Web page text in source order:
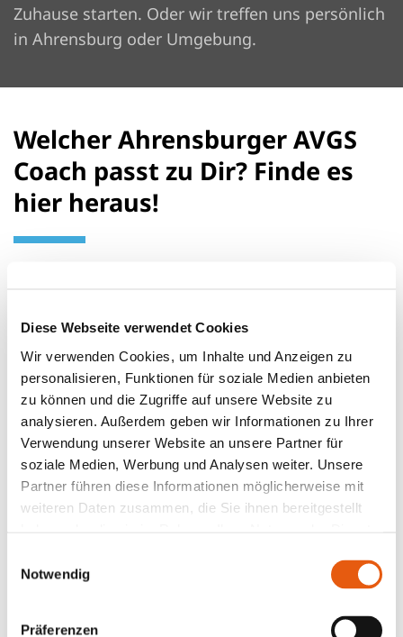
Diese Webseite verwendet Cookies
Wir verwenden Cookies, um Inhalte und Anzeigen zu
personalisieren, Funktionen für soziale Medien anbieten
zu können und die Zugriffe auf unsere Website zu
analysieren. Außerdem geben wir Informationen zu Ihrer
Verwendung unserer Website an unsere Partner für
soziale Medien, Werbung und Analysen weiter. Unsere
Partner führen diese Informationen möglicherweise mit
weiteren Daten zusammen, die Sie ihnen bereitgestellt
Notwendig
Präferenzen
Zuhause starten. Oder wir treffen uns persönlich
in Ahrensburg oder Umgebung.
Welcher Ahrensburger AVGS
Coach passt zu Dir? Finde es
hier heraus!
einhergehen. Sie bringen nicht nur Know-how
mit, sondern echtes Mitgefühl und Begeisterung
für deinen Weg.
Wir haben den Karriere-Coach für Dich, der
besonders gut zu Dir passt - als Persönlichkeit
und was Interessen und Branchenerfahrung
betrifft.